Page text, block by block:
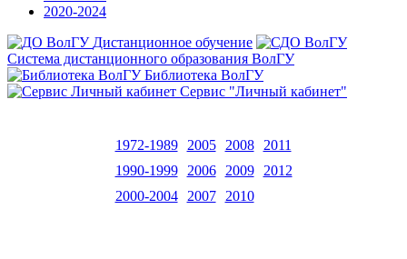
2020-2024
Дистанционное обучение
Система дистанционного образования ВолГУ
Библиотека ВолГУ
Сервис "Личный кабинет"
1972-1989 2005 2008
2011
1990-1999
2006 2009
2012
2000-2004
2007 2010